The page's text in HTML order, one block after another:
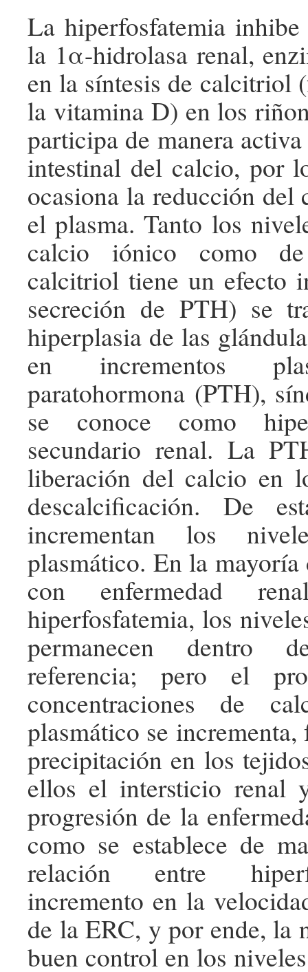
La hiperfosfatemia
la 1α-hidrolasa renal,
en la síntesis de calcitriol
la vitamina D) en los
participa de manera
intestinal del calcio, por
ocasiona la reducción
el plasma. Tanto los
calcio iónico como
calcitriol tiene un efecto
secreción de PTH) se
hiperplasia de las
en incrementos
paratohormona (PTH),
se conoce como
secundario renal. La
liberación del calcio en
descalcificación. De
incrementan los
plasmático. En la mayoría
con enfermedad
hiperfosfatemia, los
permanecen dentro
referencia; pero el
concentraciones de
plasmático se incrementa,
precipitación en los
ellos el intersticio renal
progresión de la
como se establece de
relación entre
incremento en la
de la ERC, y por ende, la
buen control en los